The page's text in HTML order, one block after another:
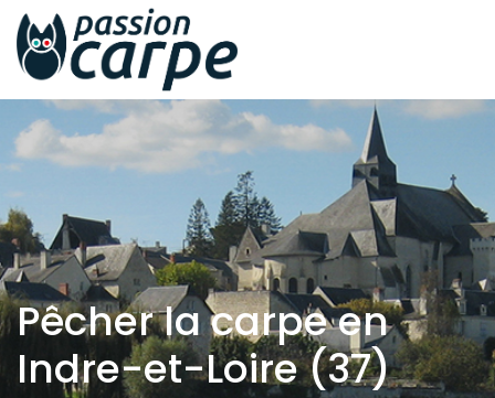
Pêcher la carpe en
Indre-et-Loire (37)